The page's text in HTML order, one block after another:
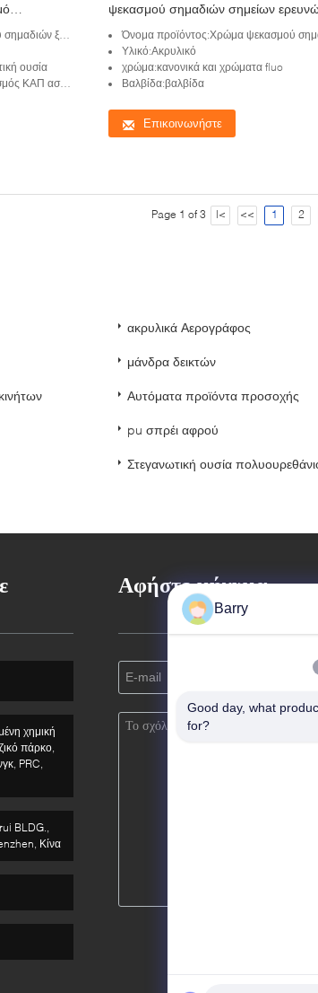
ξυλείας
ουσία
ασφάλειας
ψεκασμού σημαδιών σημείων
χρωμάτων με το CFC ελεύθερο
Όνομα προϊόντος:Χρώμα ψεκασμού σημαδιών
Υλικό:Ακρυλικό
χρώμα:κανονικά και χρώματα fluo
Βαλβίδα:βαλβίδα
Επικοινωνήστε
Page 1 of 3 |< << 1 2
ακρυλικά Αερογράφος
μάνδρα δεικτών
Αυτόματα προϊόντα προσοχής
pu σπρέι αφρού
Στεγανωτική ουσία
χημική
πάρκο,
PRC,
BLDG.,
Κίνα
Αφήστε μήνυμα
Barry
Good day, what
for?